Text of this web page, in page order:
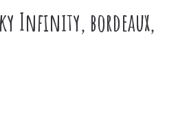
Infinity, bordeaux,